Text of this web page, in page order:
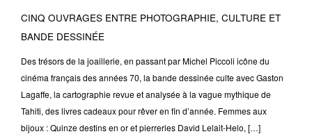
CINQ OUVRAGES ENTRE PHOTOGRAPHIE, CULTURE ET
BANDE DESSINÉE
Des trésors de la joaillerie, en passant par Michel Piccoli icône du
cinéma français des années 70, la bande dessinée culte avec Gaston
Lagaffe, la cartographie revue et analysée à la vague mythique de
Tahiti, des livres cadeaux pour rêver en fin d’année. Femmes aux
bijoux : Quinze destins en or et pierreries David Lelait-Helo, […]